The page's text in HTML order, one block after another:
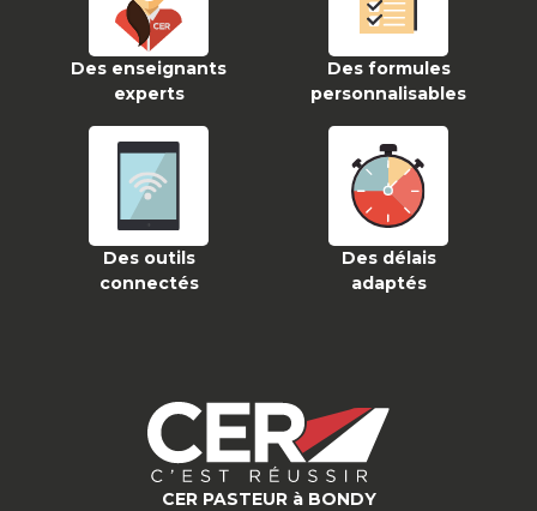
Des enseignants
experts
Des formules
personnalisables
Des outils
connectés
Des délais
adaptés
CER PASTEUR à BONDY